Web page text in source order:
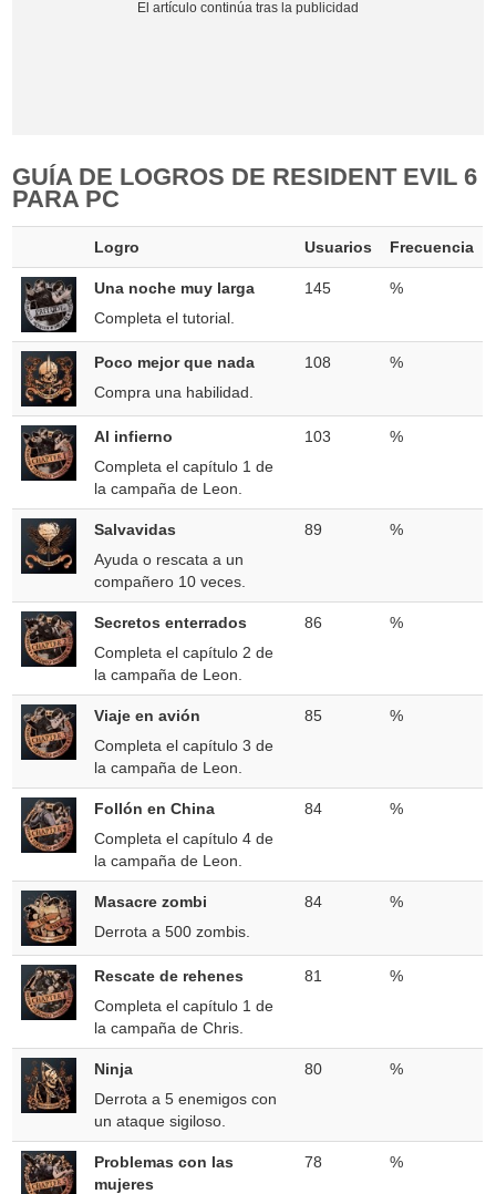
GUÍA DE LOGROS DE RESIDENT EVIL 6
PARA PC
Logro Usuarios Frecuencia
Una noche muy larga
Completa el tutorial.
145 %
Poco mejor que nada
Compra una habilidad.
108 %
Al infierno
Completa el capítulo 1 de
la campaña de Leon.
103 %
Salvavidas
Ayuda o rescata a un
compañero 10 veces.
89 %
Secretos enterrados
Completa el capítulo 2 de
la campaña de Leon.
86 %
Viaje en avión
Completa el capítulo 3 de
la campaña de Leon.
85 %
Follón en China
Completa el capítulo 4 de
la campaña de Leon.
84 %
Masacre zombi
Derrota a 500 zombis.
84 %
Rescate de rehenes
Completa el capítulo 1 de
la campaña de Chris.
81 %
Ninja
Derrota a 5 enemigos con
un ataque sigiloso.
80 %
Problemas con las
mujeres
78 %